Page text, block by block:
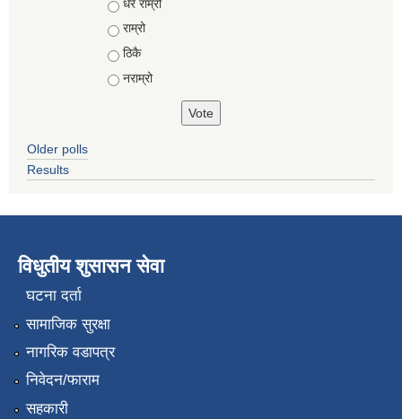
Choices
धेरै राम्रो
राम्रो
ठिकै
नराम्रो
Older polls
Results
विधुतीय शुसासन सेवा
घटना दर्ता
सामाजिक सुरक्षा
नागरिक वडापत्र
निवेदन/फाराम
सहकारी